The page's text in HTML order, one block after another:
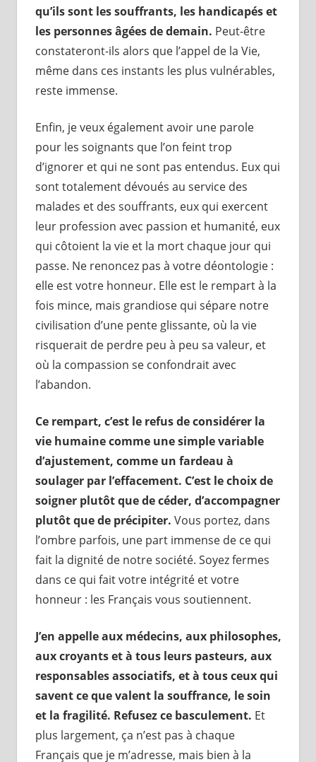
qu’ils sont les souffrants, les handicapés et
les personnes âgées de demain. Peut-être
constateront-ils alors que l’appel de la Vie,
même dans ces instants les plus vulnérables,
reste immense.
Enfin, je veux également avoir une parole
pour les soignants que l’on feint trop
d’ignorer et qui ne sont pas entendus. Eux qui
sont totalement dévoués au service des
malades et des souffrants, eux qui exercent
leur profession avec passion et humanité, eux
qui côtoient la vie et la mort chaque jour qui
passe. Ne renoncez pas à votre déontologie :
elle est votre honneur. Elle est le rempart à la
fois mince, mais grandiose qui sépare notre
civilisation d’une pente glissante, où la vie
risquerait de perdre peu à peu sa valeur, et
où la compassion se confondrait avec
l’abandon.
Ce rempart, c’est le refus de considérer la
vie humaine comme une simple variable
d’ajustement, comme un fardeau à
soulager par l’effacement. C’est le choix de
soigner plutôt que de céder, d’accompagner
plutôt que de précipiter. Vous portez, dans
l’ombre parfois, une part immense de ce qui
fait la dignité de notre société. Soyez fermes
dans ce qui fait votre intégrité et votre
honneur : les Français vous soutiennent.
J’en appelle aux médecins, aux philosophes,
aux croyants et à tous leurs pasteurs, aux
responsables associatifs, et à tous ceux qui
savent ce que valent la souffrance, le soin
et la fragilité. Refusez ce basculement. Et
plus largement, ça n’est pas à chaque
Français que je m’adresse, mais bien à la